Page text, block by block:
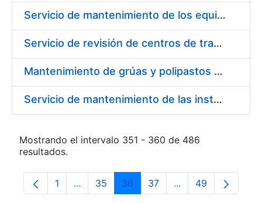
Servicio de mantenimiento de los equipos de climatización existentes en las diferentes áreas de la Fábrica de Papel de Seguridad de Burgos
Servicio de revisión de centros de transformación en Fábrica de Papel de Burgos
Mantenimiento de grúas y polipastos en Fábrica de Papel de Burgos
Servicio de mantenimiento de las instalaciones de calefacción y agua caliente de la caldera de oficina, caldera de aceite, conducto radiante y quemadores de transformados de la Fábrica de Papel de Seguridad de Burgos
Mostrando el intervalo 351 - 360 de 486
resultados.
Página
1 ...Páginas intermedias Use TAB para
Página
35 Página
36 Página
37 ...PáginasPágina
49